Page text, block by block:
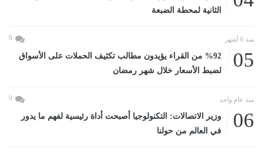
الثانية لمحطة الضبعة
منذ 6 أشهر 0
05
%92 من القراء يؤيدون مطالب تكثيف الحملات على الأسواق
لضبط الأسعار خلال شهر رمضان
منذ عام واحد 0
06
وزير الاتصالات: التكنولوجيا أصبحت أداة رئيسية لفهم ما يدور
في العالم من حولنا